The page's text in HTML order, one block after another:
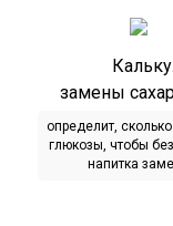
замены
определит,
глюкозы, чтобы
напитка